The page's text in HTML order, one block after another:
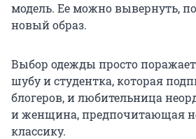
модель. Ее можно вывернуть,
новый образ.
Выбор одежды просто
шубу и студентка, которая
блогеров, и любительница
и женщина, предпочитающая
классику.